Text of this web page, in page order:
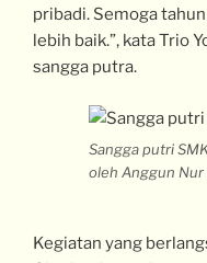
pribadi. Semoga
lebih baik.”, kata Trio
sangga putra.
Sangga putri
oleh Anggun Nur
Kegiatan yang